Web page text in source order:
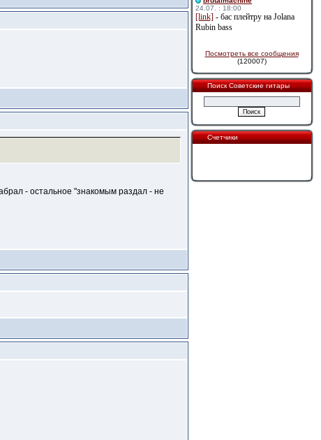
- остальное "знакомым раздал - не
24.07. : 18:00
[link] - бас плейтру на Jolana
Rubin bass
Посмотреть все сообщения
(120007)
Поиск Советские гитары
Счетчики